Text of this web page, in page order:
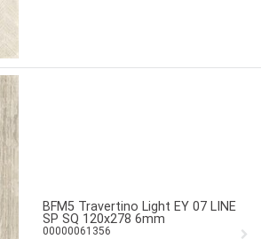
BFM5 Travertino Light EY 07 LINE
SP SQ 120x278 6mm
00000061356